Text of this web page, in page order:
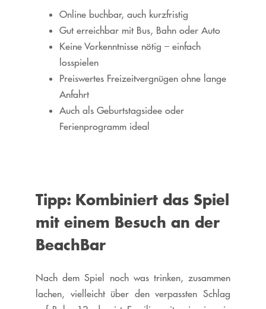
Online buchbar, auch kurzfristig
Gut erreichbar mit Bus, Bahn oder Auto
Keine Vorkenntnisse nötig – einfach
losspielen
Preiswertes Freizeitvergnügen ohne lange
Anfahrt
Auch als Geburtstagsidee oder
Ferienprogramm ideal
Tipp: Kombiniert das Spiel
mit einem Besuch an der
BeachBar
Nach dem Spiel noch was trinken, zusammen
lachen, vielleicht über den verpassten Schlag